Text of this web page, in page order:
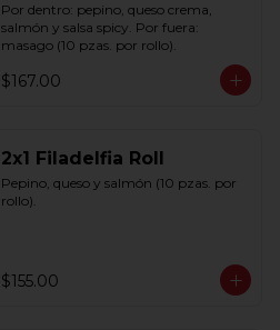
Por dentro: pepino, queso crema,
salmón y salsa spicy. Por fuera:
masago (10 pzas. por rollo).
$167.00
2x1 Filadelfia Roll
Pepino, queso y salmón (10 pzas. por
rollo).
$155.00